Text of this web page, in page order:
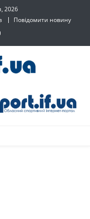
2026
Повідомити новину